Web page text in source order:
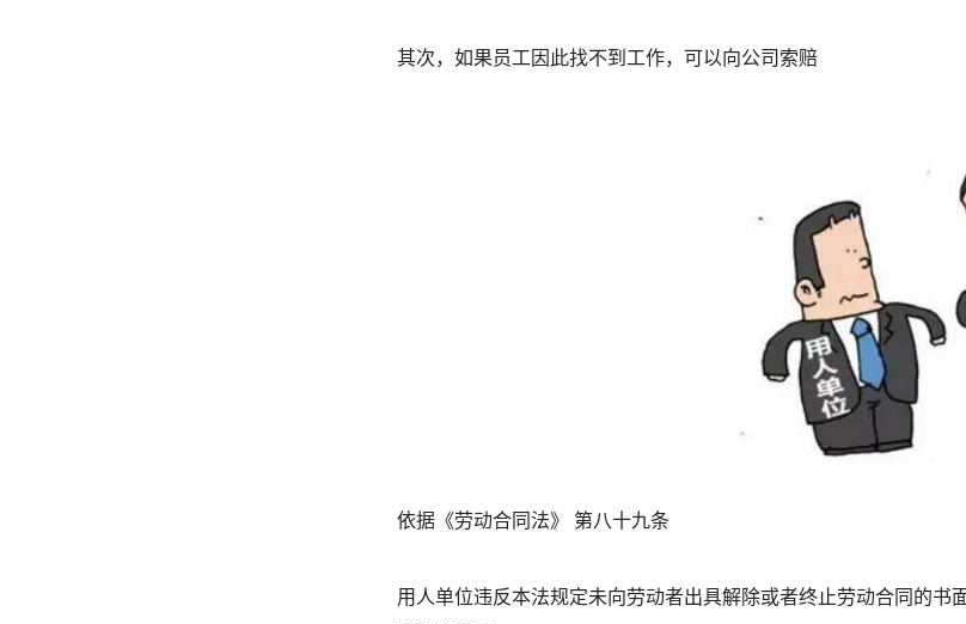
其次，如果员工因此找不到工作，可以向公司索赔
依据《劳动合同法》 第八十九条
用人单位违反本法规定未向劳动者出具解除或者终止劳动合同的